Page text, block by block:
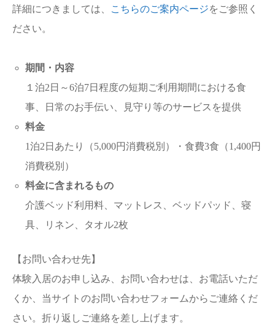
詳細につきましては、 こちらのご案内ページをご参照く
ださい。
期間・内容
１泊2日～6泊7日程度の短期ご利用期間における食
事、日常のお手伝い、見守り等のサービスを提供
料金
1泊2日あたり（5,000円消費税別）・食費3食（1,400円
消費税別）
料金に含まれるもの
介護ベッド利用料、マットレス、ベッドパッド、寝
具、リネン、タオル2枚
【お問い合わせ先】
体験入居のお申し込み、お問い合わせは、お電話いただ
くか、当サイトのお問い合わせフォームからご連絡くだ
さい。折り返しご連絡を差し上げます。